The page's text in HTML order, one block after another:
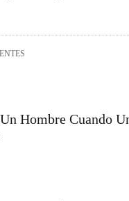
Hombre Cuando